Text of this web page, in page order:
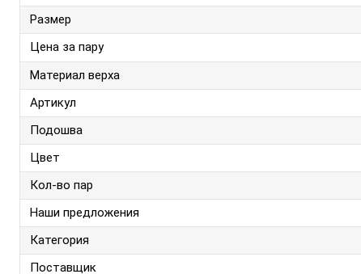
Размер
Цена за пару
Материал верха
Артикул
Подошва
Цвет
Кол-во пар
Наши предложения
Категория
Поставщик